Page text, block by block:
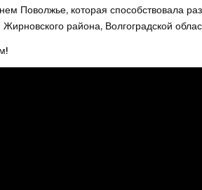
Поволжье, которая способствовала
района, Волгоградской